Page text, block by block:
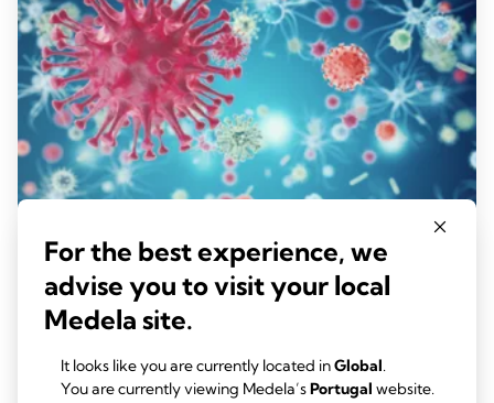
DATOS SOBRE SISTEMAS DE ASPIRACIÓN
Cómo reducir la contaminación cruzada
For the best experience, we
advise you to visit your local
Medela site.
It looks like you are currently located inGlobal.
You are currently viewing Medela’sPortugal website.